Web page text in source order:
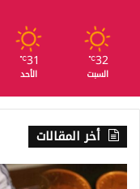
32
℃
السبت
31
℃
الأحد
أخر المقالات